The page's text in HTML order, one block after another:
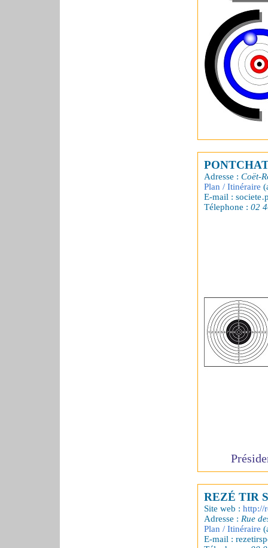
Adresse : Coët-
Plan / Itinéraire
E-mail : societe
Télephone : 02
REZÉ TIR
Site web : http://
Adresse : Rue
Plan / Itinéraire
E-mail :